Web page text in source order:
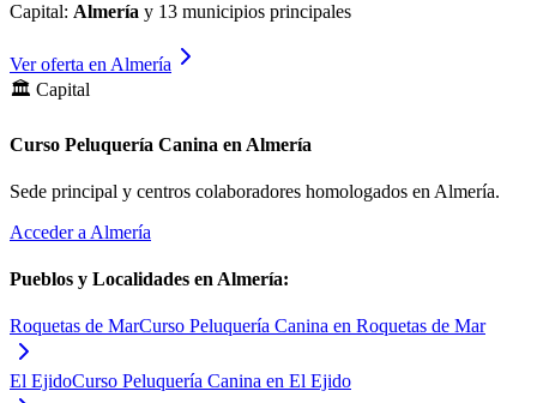
Capital: Almería y 13 municipios principales
Ver oferta en Almería
🏛️ Capital
Curso Peluquería Canina en Almería
Sede principal y centros colaboradores homologados en Almería.
Acceder a Almería
Pueblos y Localidades en Almería:
Roquetas de MarCurso Peluquería Canina en Roquetas de Mar
El EjidoCurso Peluquería Canina en El Ejido